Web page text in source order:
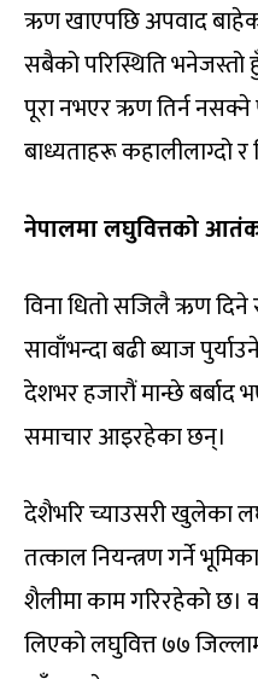
ऋण खाएपछि अपवाद
सबैको परिस्थिति भनेजस्तो
पूरा नभएर ऋण तिर्न नसक्ने
बाध्यताहरू कहालीलाग्दो र
नेपालमा लघुवित्तको
विना धितो सजिलै ऋण दिने
सावाँभन्दा बढी ब्याज
देशभर हजारौं मान्छे बर्बाद
समाचार आइरहेका छन्।
देशैभरि च्याउसरी खुलेका
तत्काल नियन्त्रण गर्ने
शैलीमा काम गरिरहेको
लिएको लघुवित्त ७७